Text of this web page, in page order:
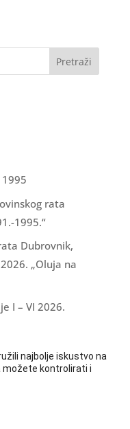
rata
1995.“
Dubrovnik,
„Oluja na
I – VI 2026.
najbolje iskustvo na
možete kontrolirati i